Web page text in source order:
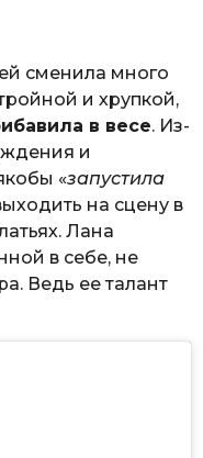
сменила много
и хрупкой,
в весе. Из-
и
«запустила
на сцену в
Лана
в себе, не
Ведь ее талант